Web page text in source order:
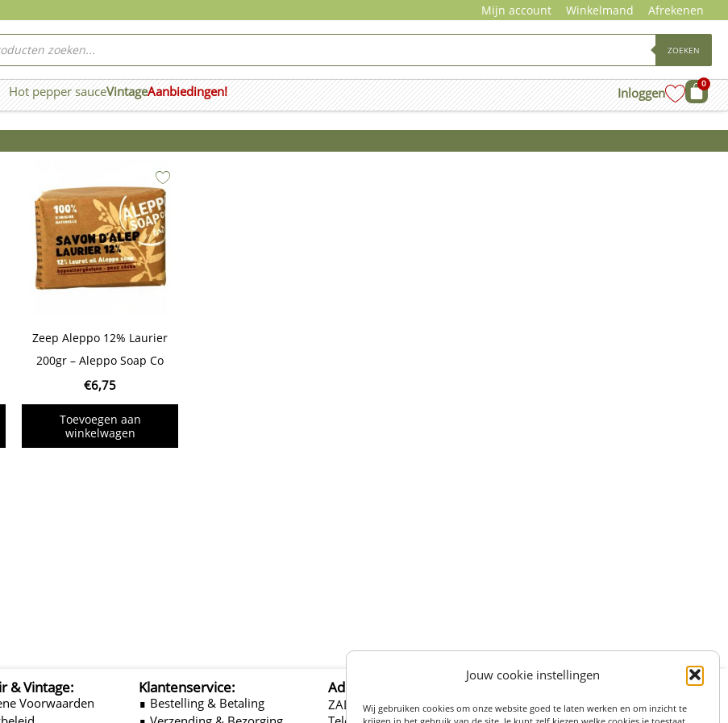
Jouw cookie instellingen
Wij gebruiken cookies om onze website goed te laten werken en om inzicht te
krijgen in het gebruik van de site. Je kunt zelf kiezen welke cookies je toestaat.
Mijn account Winkelmand Afrekenen
ZOEKEN
Wierook
Hot pepper sauceVintageAanbiedingen! Inloggen
0
Zeep Aleppo 12% Laurier
200gr – Aleppo Soap Co
€6,75
Toevoegen aan
winkelwagen
& Vintage:
Voorwaarden
Klantenservice:
∎ Bestelling & Betaling
Adres:
ZADELSTRAAT 27, 3511LS UTRECHT (centrum)